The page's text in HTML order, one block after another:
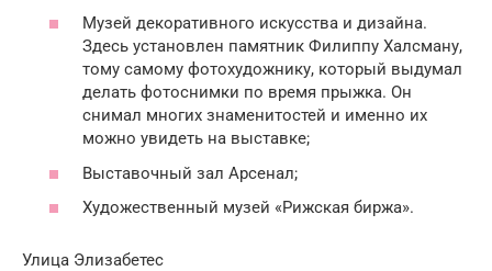
Музей декоративного искусства и дизайна.
Здесь установлен памятник Филиппу Халсману,
тому самому фотохудожнику, который выдумал
делать фотоснимки по время прыжка. Он
снимал многих знаменитостей и именно их
можно увидеть на выставке;
Выставочный зал Арсенал;
Художественный музей «Рижская биржа».
Улица Элизабетес